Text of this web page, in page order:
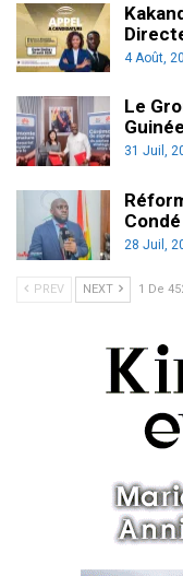
4 Août,
Le
31 Juil,
28 Juil,
PREV NEXT 1 De